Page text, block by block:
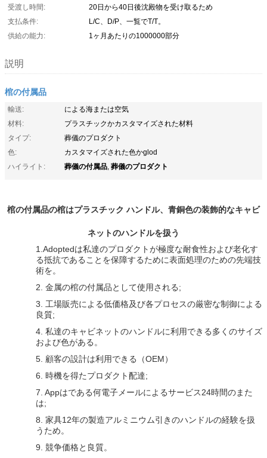
受渡し時間:
20日から40日後沈殿物を受け取るため
支払条件:
L/C、D/P、一覧でT/T。
供給の能力:
1ヶ月あたりの1000000部分
説明
棺の付属品
輸送:
による海または空気
材料:
プラスチックかカスタマイズされた材料
タイプ:
葬儀のプロダクト
色:
カスタマイズされた色かglod
ハイライト:
葬儀の付属品, 葬儀のプロダクト
棺の付属品の棺はプラスチック ハンドル、青銅色の装飾的なキャビ
ネットのハンドルを扱う
1.Adoptedは私達のプロダクトが極度な耐食性および老化す
る抵抗であることを保障するために表面処理のための先端技
術を。
2. 金属の棺の付属品として使用される;
3. 工場販売による低価格及び各プロセスの厳密な制御による
良質;
4. 私達のキャビネットのハンドルに利用できる多くのサイズ
および色がある。
5. 顧客の設計は利用できる（OEM）
6. 時機を得たプロダクト配達;
7. Appはである何電子メールによるサービス24時間のまた
は;
8. 家具12年の製造アルミニウム引きのハンドルの経験を扱
うため。
9. 競争価格と良質。